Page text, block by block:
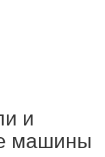
и
машины